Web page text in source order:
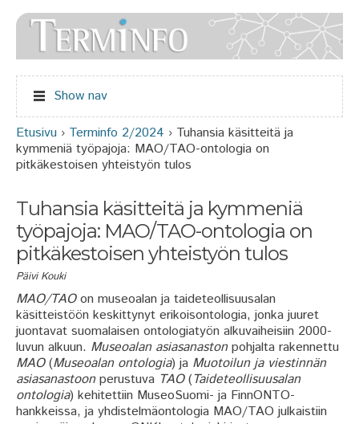
Jump to navigation
Show nav
Olet täällä
Etusivu › Terminfo 2/2024 › Tuhansia käsitteitä ja
kymmeniä työpajoja: MAO/TAO-ontologia on
pitkäkestoisen yhteistyön tulos
Tuhansia käsitteitä ja kymmeniä
työpajoja: MAO/TAO-ontologia on
pitkäkestoisen yhteistyön tulos
Päivi Kouki
MAO/TAOon museoalan ja taideteollisuusalan
käsitteistöön keskittynyt erikoisontologia, jonka juuret
juontavat suomalaisen ontologiatyön alkuvaiheisiin 2000-
luvun alkuun. Museoalan asiasanastonpohjalta rakennettu
MAO(Museoalan ontologia) ja Muotoilun ja viestinnän
asiasanastoonperustuva TAO(Taideteollisuusalan
ontologia) kehitettiin MuseoSuomi- ja FinnONTO-
hankkeissa, ja yhdistelmäontologia MAO/TAO julkaistiin